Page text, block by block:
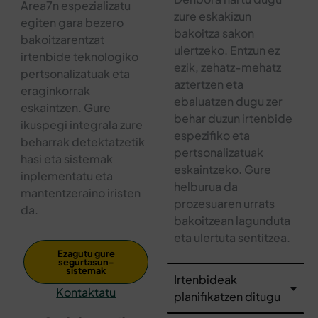
Area7n espezializatu
egiten gara bezero
bakoitzarentzat
irtenbide teknologiko
pertsonalizatuak eta
eraginkorrak
eskaintzen. Gure
ikuspegi integrala zure
beharrak detektatzetik
hasi eta sistemak
inplementatu eta
mantentzeraino iristen
da.
Ezagutu gure
segurtasun-
sistemak
Kontaktatu
zure eskakizun
bakoitza sakon
ulertzeko. Entzun ez
ezik, zehatz-mehatz
aztertzen eta
ebaluatzen dugu zer
behar duzun irtenbide
espezifiko eta
pertsonalizatuak
eskaintzeko. Gure
helburua da
prozesuaren urrats
bakoitzean lagunduta
eta ulertuta sentitzea.
Irtenbideak
planifikatzen ditugu